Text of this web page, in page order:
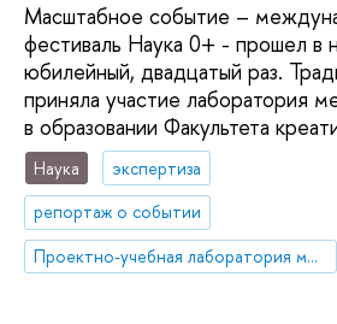
Масштабное событие –
фестиваль Наука 0+ - прошел в
юбилейный, двадцатый раз.
приняла участие лаборатория
в образовании Факультета
Наука
экспертиза
репортаж о событии
Проектно-учебная лаборатория медиакоммуникаций в образовании